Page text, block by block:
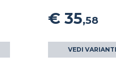
€ 35,58
VEDI VARIANTI